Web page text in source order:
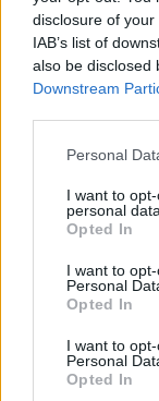
disclosure of
IAB’s list of
also be disclosed
Downstream
Personal
I want to
personal data.
Opted In
I want to
Personal
Opted In
I want to
Personal
Opted In
Município
do projeto
Câmara
Hospital